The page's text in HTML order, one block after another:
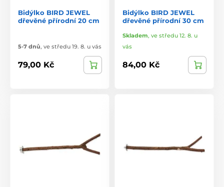
Bidýlko BIRD JEWEL
dřevěné přírodní 20 cm
5-7 dnů, ve středu 19. 8. u vás
79,00 Kč
Bidýlko BIRD JEWEL
dřevěné přírodní 30 cm
Skladem, ve středu 12. 8. u
vás
84,00 Kč